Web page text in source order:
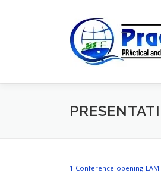
1-Conference-opening-